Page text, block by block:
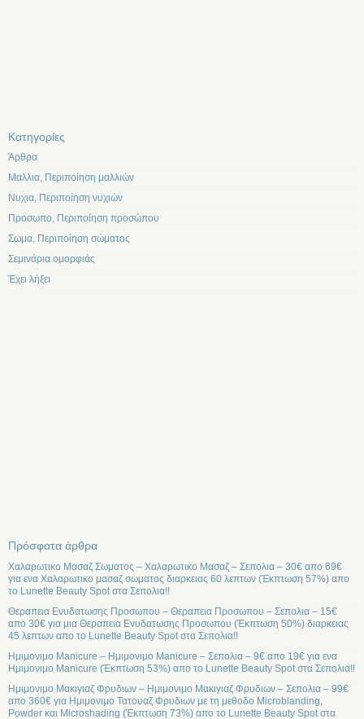
Kατηγορίες
Άρθρα
Μαλλια, Περιποίηση μαλλιών
Νυχια, Περιποίηση νυχιών
Προσωπο, Περιποίηση προσώπου
Σωμα, Περιποίηση σώματος
Σεμινάρια ομορφιάς
Έχει λήξει
Πρόσφατα άρθρα
Χαλαρωτικο Μασαζ Σωματος – Χαλαρωτικο Μασαζ – Σεπολια – 30€ απο 69€
για ενα Χαλαρωτικο μασαζ σωματος διαρκειας 60 λεπτων (Έκπτωση 57%) απο
το Lunette Beauty Spot στα Σεπολια!!
Θεραπεια Ενυδατωσης Προσωπου – Θεραπεια Προσωπου – Σεπολια – 15€
απο 30€ για μια Θεραπεια Ενυδατωσης Προσωπου (Έκπτωση 50%) διαρκειας
45 λεπτων απο το Lunette Beauty Spot στα Σεπολια!!
Ημιμονιμο Manicure – Ημιμονιμο Manicure – Σεπολια – 9€ απο 19€ για ενα
Ημιμονιμο Manicure (Έκπτωση 53%) απο το Lunette Beauty Spot στα Σεπολια!!
Ημιμονιμο Μακιγιαζ Φρυδιων – Ημιμονιμο Μακιγιαζ Φρυδιων – Σεπολια – 99€
απο 360€ για Ημιμονιμο Τατουαζ Φρυδιων με τη μεθοδο Microblanding,
Powder και Microshading (Έκπτωση 73%) απο το Lunette Beauty Spot στα